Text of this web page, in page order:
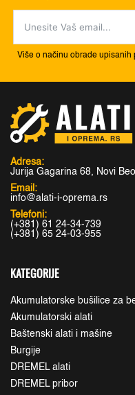
Više o načinu obrade upisanih
Adresa:
Jurija Gagarina 68, Novi
Email:
info@alati-i-oprema.rs
Telefoni:
(+381) 61 24-34-739
(+381) 65 24-03-955
KATEGORIJE
Akumulatorske bušilice za
Akumulatorski alati
Baštenski alati i mašine
Burgije
DREMEL alati
DREMEL pribor